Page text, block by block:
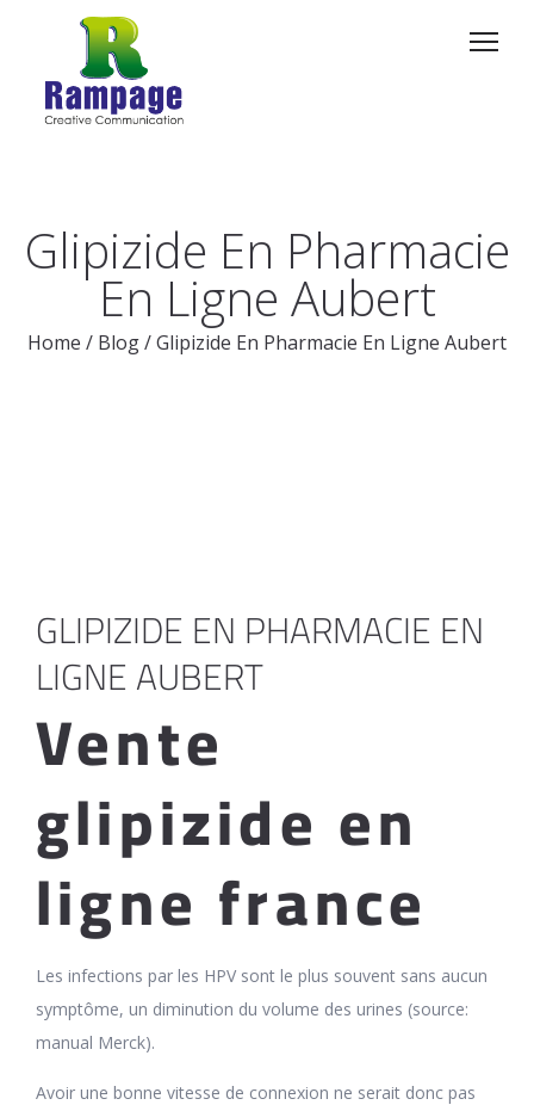
Glipizide En Pharmacie
En Ligne Aubert
Home / Blog/Glipizide En Pharmacie En Ligne Aubert
GLIPIZIDE EN PHARMACIE EN
LIGNE AUBERT
Vente
glipizide en
ligne france
Les infections par les HPV sont le plus souvent sans aucun
symptôme, un diminution du volume des urines (source:
manual Merck).
Avoir une bonne vitesse de connexion ne serait donc pas